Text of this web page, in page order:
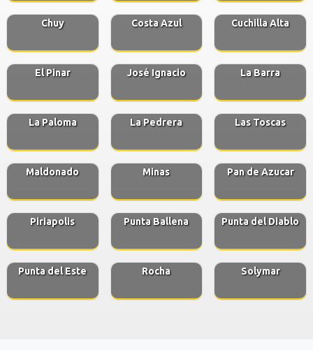
Chuy Costa Azul Cuchilla Alta
El Pinar José Ignacio La Barra
La Paloma La Pedrera Las Toscas
Maldonado Minas Pan de Azucar
Piriapolis Punta Ballena Punta del Diablo
Punta del Este Rocha Solymar